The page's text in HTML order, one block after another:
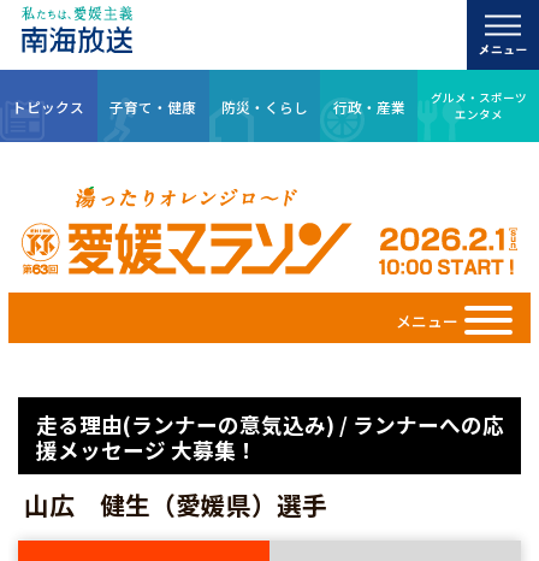
トピックス 子育て・健康 防災・くらし 行政・産業
グルメ・スポーツ
エンタメ
メニュー
走る理由(ランナーの意気込み) / ランナーへの応
援メッセージ 大募集！
山広 健生（愛媛県）選手